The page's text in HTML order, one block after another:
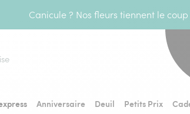
Canicule ? Nos fleurs tiennent le
Anniversaire Deuil Petits Prix